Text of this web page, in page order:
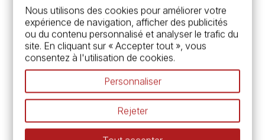
Services
Carte fidélité & avantages
Chèque cadeau, bon cadeaux
Devis & bon de commande
Pass culture - mode d'emploi
Nos promotions en cours
Espace conseils
L’aquarelle en tubes ou en godets ?
Le vocabulaire technique de l’aquarelle
Différence entre peinture Fine et Extra-fine
Nous utilisons des cookies pour améliorer votre
expérience de navigation, afficher des publicités
ou du contenu personnalisé et analyser le trafic du
site. En cliquant sur « Accepter tout », vous
consentez à l'utilisation de cookies.
Personnaliser
Rejeter